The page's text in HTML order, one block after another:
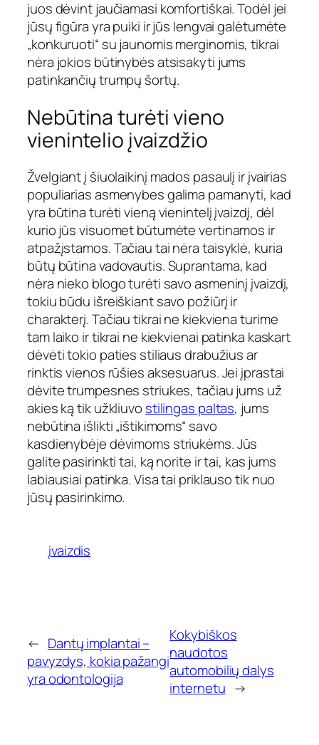
juos dėvint jaučiamasi komfortiškai. Todėl jei
jūsų figūra yra puiki ir jūs lengvai galėtumėte
„konkuruoti“ su jaunomis merginomis, tikrai
nėra jokios būtinybės atsisakyti jums
patinkančių trumpų šortų.
Nebūtina turėti vieno
vienintelio įvaizdžio
Žvelgiant į šiuolaikinį mados pasaulį ir įvairias
populiarias asmenybes galima pamanyti, kad
yra būtina turėti vieną vienintelį įvaizdį, dėl
kurio jūs visuomet būtumėte vertinamos ir
atpažįstamos. Tačiau tai nėra taisyklė, kuria
būtų būtina vadovautis. Suprantama, kad
nėra nieko blogo turėti savo asmeninį įvaizdį,
tokiu būdu išreiškiant savo požiūrį ir
charakterį. Tačiau tikrai ne kiekviena turime
tam laiko ir tikrai ne kiekvienai patinka kaskart
dėvėti tokio paties stiliaus drabužius ar
rinktis vienos rūšies aksesuarus. Jei įprastai
dėvite trumpesnes striukes, tačiau jums už
akies ką tik užkliuvo stilingas paltas, jums
nebūtina išlikti „ištikimoms“ savo
kasdienybėje dėvimoms striukėms. Jūs
galite pasirinkti tai, ką norite ir tai, kas jums
labiausiai patinka. Visa tai priklauso tik nuo
jūsų pasirinkimo.
įvaizdis
← Dantų implantai –
pavyzdys, kokia pažangi
yra odontologija
Kokybiškos
naudotos
automobilių dalys
internetu →